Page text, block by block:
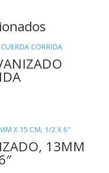
13MM